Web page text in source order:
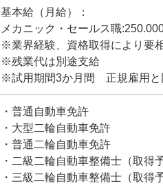
基本給（月給）：
メカニック・セールス職
※業界経験、資格取得により要
※残業代は別途支給
※試用期間3か月間 正規雇用と
賞与：年2回（業績に連動する）
手当：通勤手当、役職手当、営
・普通自動車免許
・大型二輪自動車免許
・普通二輪自動車免許
・二級二輪自動車整備士（取得
・三級二輪自動車整備士（取得